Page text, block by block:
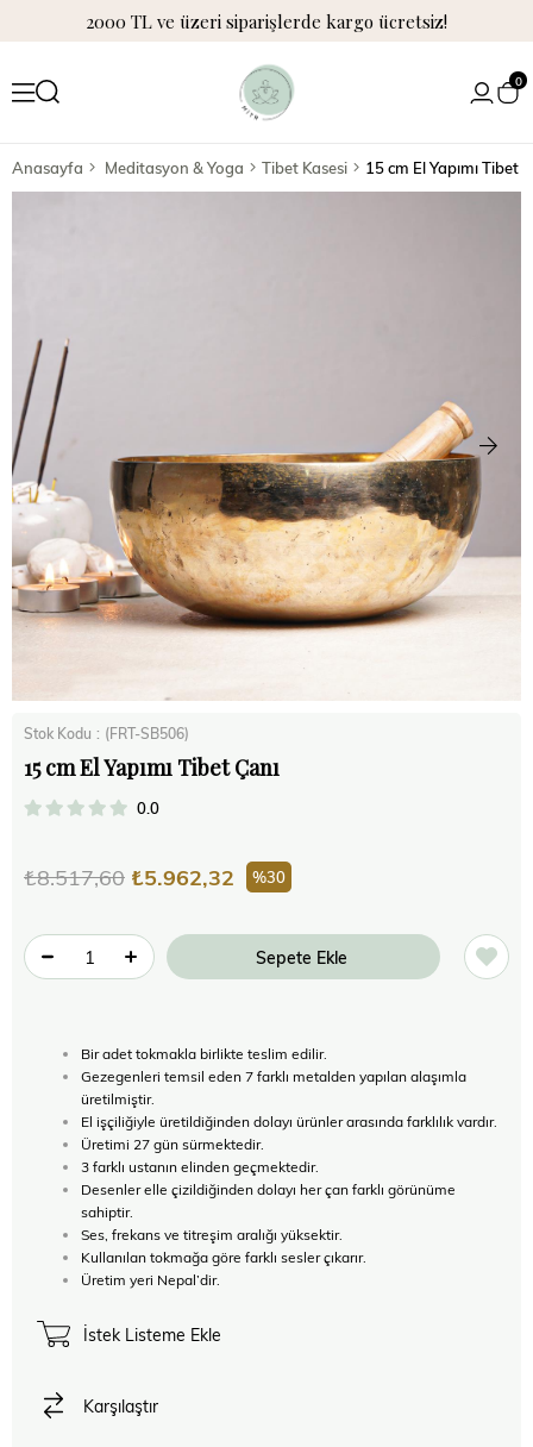
2000 TL ve üzeri siparişlerde kargo ücretsiz!
0
Anasayfa Meditasyon & Yoga Tibet Kasesi 15 cm El Yapımı Tibet
Stok Kodu (FRT-SB506)
15 cm El Yapımı Tibet Çanı
0.0
₺8.517,60 ₺5.962,32 30
Bir adet tokmakla birlikte teslim edilir.
Gezegenleri temsil eden 7 farklı metalden yapılan alaşımla
üretilmiştir.
El işçiliğiyle üretildiğinden dolayı ürünler arasında farklılık vardır.
Üretimi 27 gün sürmektedir.
3 farklı ustanın elinden geçmektedir.
Desenler elle çizildiğinden dolayı her çan farklı görünüme
sahiptir.
Ses, frekans ve titreşim aralığı yüksektir.
Kullanılan tokmağa göre farklı sesler çıkarır.
Üretim yeri Nepal’dir.
İstek Listeme Ekle
Karşılaştır